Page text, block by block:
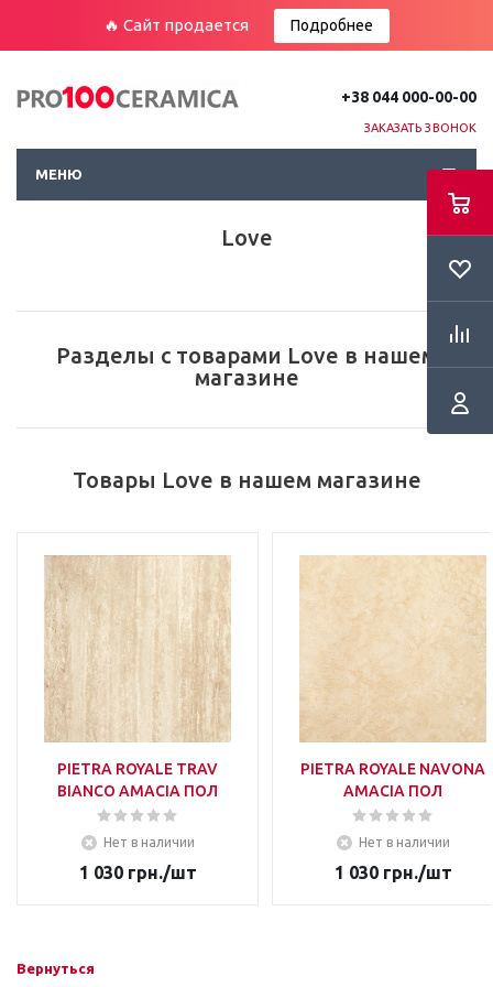
🔥 Сайт продается Подробнее
+38 044 000-00-00
ЗАКАЗАТЬ ЗВОНОК
МЕНЮ
Love
Разделы с товарами Love в нашем
магазине
Товары Love в нашем магазине
PIETRA ROYALE TRAV
BIANCO AMACIA ПОЛ
Нет в наличии
1 030грн./шт
PIETRA ROYALE NAVONA
AMACIA ПОЛ
Нет в наличии
1 030грн./шт
Вернуться